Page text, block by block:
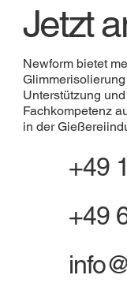
Jetzt
Newform bietet
Unterstützung
Fachkompetenz
in der
+49
+49